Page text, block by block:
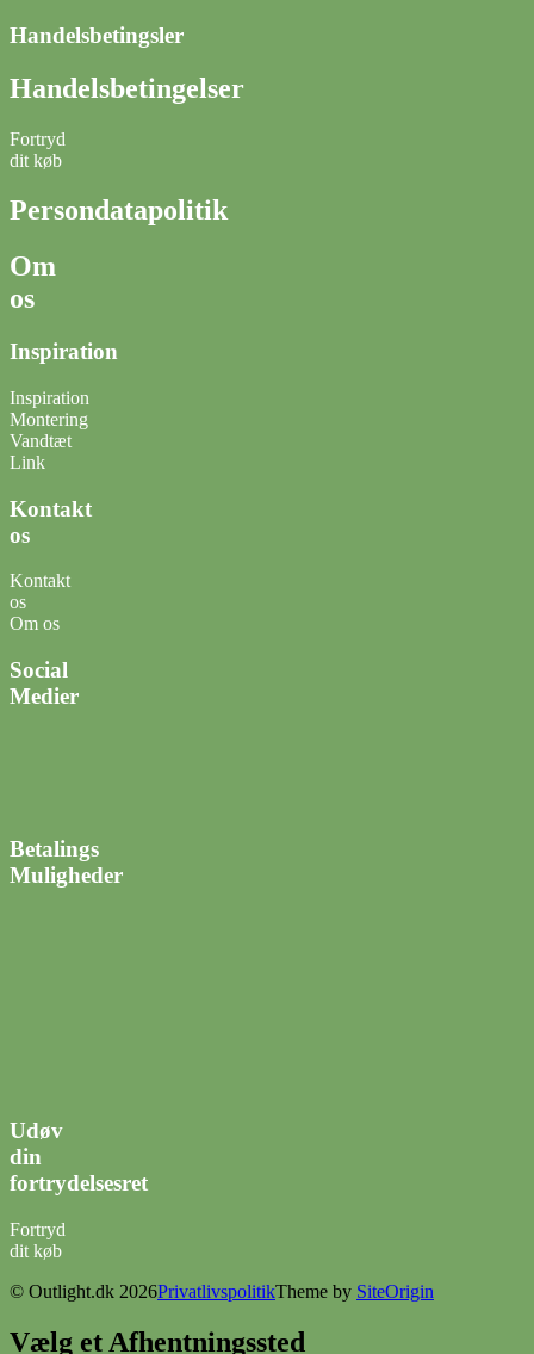
Handelsbetingsler
Handelsbetingelser
Fortryd
dit køb
Persondatapolitik
Om
os
Inspiration
Inspiration
Montering
Vandtæt
Link
Kontakt
os
Kontakt
os
Om os
Social
Medier
Betalings
Muligheder
Udøv
din
fortrydelsesret
Fortryd
dit køb
© Outlight.dk 2026PrivatlivspolitikTheme by SiteOrigin
Vælg et Afhentningssted